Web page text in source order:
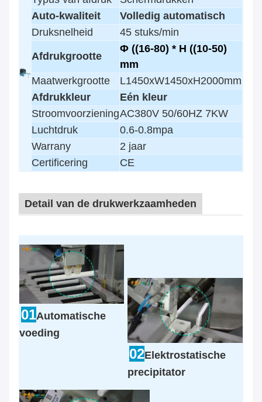
Auto-kwaliteit
Volledig automatisch
Druksnelheid
45 stuks/min
Afdrukgrootte
Φ ((16-80) * H ((10-50)
mm
Maatwerkgrootte
L1450xW1450xH2000mm
Afdrukkleur
Eén kleur
StroomvoorzieningAC380V 50/60HZ 7KW
Luchtdruk
0.6-0.8mpa
Warrany
2 jaar
Certificering
CE
Detail van de drukwerkzaamheden
01Automatische
voeding
02Elektrostatische
precipitator